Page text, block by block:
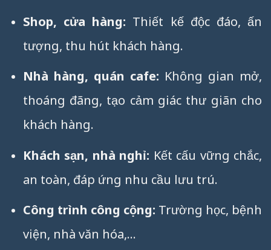
Shop, cửa hàng: Thiết kế độc đáo, ấn
tượng, thu hút khách hàng.
Nhà hàng, quán cafe: Không gian mở,
thoáng đãng, tạo cảm giác thư giãn cho
khách hàng.
Khách sạn, nhà nghỉ: Kết cấu vững chắc,
an toàn, đáp ứng nhu cầu lưu trú.
Công trình công cộng: Trường học, bệnh
viện, nhà văn hóa,…